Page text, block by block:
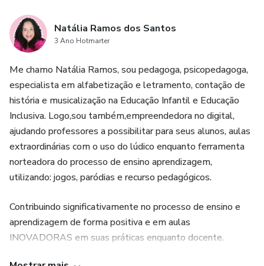
literárias ou aulas de Língua Portuguesa.
Natália Ramos dos Santos
3 Ano Hotmarter
Me chamo Natália Ramos, sou pedagoga, psicopedagoga,
especialista em alfabetização e letramento, contação de
história e musicalização na Educação Infantil e Educação
Inclusiva. Logo,sou também,empreendedora no digital,
ajudando professores a possibilitar para seus alunos, aulas
extraordinárias com o uso do lúdico enquanto ferramenta
norteadora do processo de ensino aprendizagem,
utilizando: jogos, paródias e recurso pedagógicos.
Contribuindo significativamente no processo de ensino e
aprendizagem de forma positiva e em aulas
INOVADORAS em suas práticas enquanto docente.